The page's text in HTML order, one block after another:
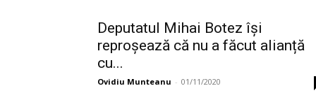
Deputatul Mihai Botez își
reproșează că nu a făcut alianță
cu...
Ovidiu Munteanu - 01/11/2020